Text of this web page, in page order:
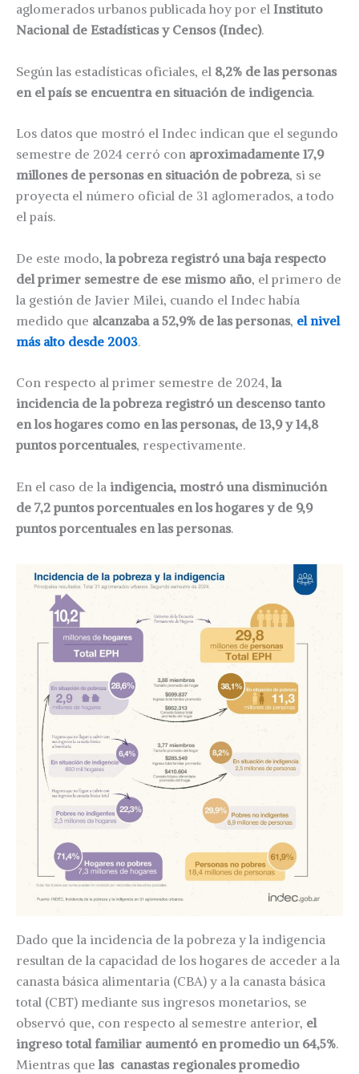
aglomerados urbanos publicada hoy por el Instituto
Nacional de Estadísticas y Censos (Indec).
Según las estadísticas oficiales, el 8,2% de las personas
en el país se encuentra en situación de indigencia.
Los datos que mostró el Indec indican que el segundo
semestre de 2024 cerró con aproximadamente 17,9
millones de personas en situación de pobreza, si se
proyecta el número oficial de 31 aglomerados, a todo
el país.
De este modo,la pobreza registró una baja respecto
del primer semestre de ese mismo año, el primero de
la gestión de Javier Milei, cuando el Indec había
medido que alcanzaba a 52,9% de las personas, el nivel
más alto desde 2003.
Con respecto al primer semestre de 2024, la
incidencia de la pobreza registró un descenso tanto
en los hogares como en las personas, de 13,9 y 14,8
puntos porcentuales, respectivamente.
En el caso de la indigencia, mostró una disminución
de 7,2 puntos porcentuales en los hogares y de 9,9
puntos porcentuales en las personas.
Dado que la incidencia de la pobreza y la indigencia
resultan de la capacidad de los hogares de acceder a la
canasta básica alimentaria (CBA) y a la canasta básica
total (CBT) mediante sus ingresos monetarios, se
observó que, con respecto al semestre anterior, el
ingreso total familiar aumentó en promedio un 64,5%.
Mientras quelas canastas regionales promedio